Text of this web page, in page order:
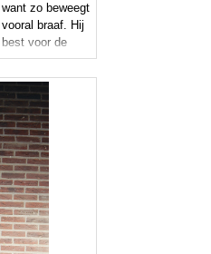
zo beweegt
braaf. Hij
voor de